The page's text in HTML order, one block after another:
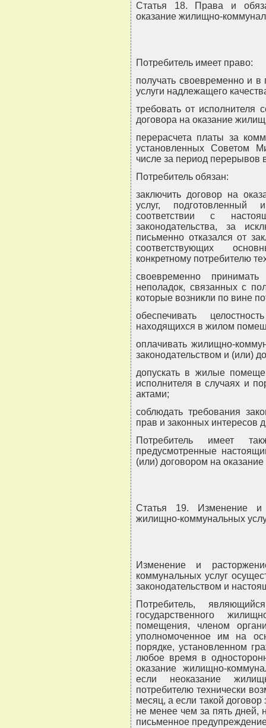
Статья 18. Права и
оказание жилищно-
Потребитель имеет право:
получать своевременно и
услуги надлежащего
требовать от исполнителя
договора на оказание
перерасчета платы за
установленных Советом
числе за период перерывов
Потребитель обязан:
заключить договор на
услуг, подготовленный
соответствии с
законодательства, за
письменно отказался от
соответствующих
конкретному потребителю
своевременно
неполадок, связанных с
которые возникли по вине
обеспечивать
находящихся в жилом
оплачивать жилищно-
законодательством и (или)
допускать в жилые
исполнителя в случаях и
актами;
соблюдать требования
прав и законных интересов
Потребитель имеет
предусмотренные
(или) договором на
Статья 19. Изменение и
жилищно-коммунальных
Изменение и
коммунальных услуг
законодательством и
Потребитель,
государственного
помещения, членом
уполномоченное им на
порядке, установленном
любое время в
оказание жилищно-
если неоказание
потребителю технически
месяц, а если такой
не менее чем за пять дней,
письменное